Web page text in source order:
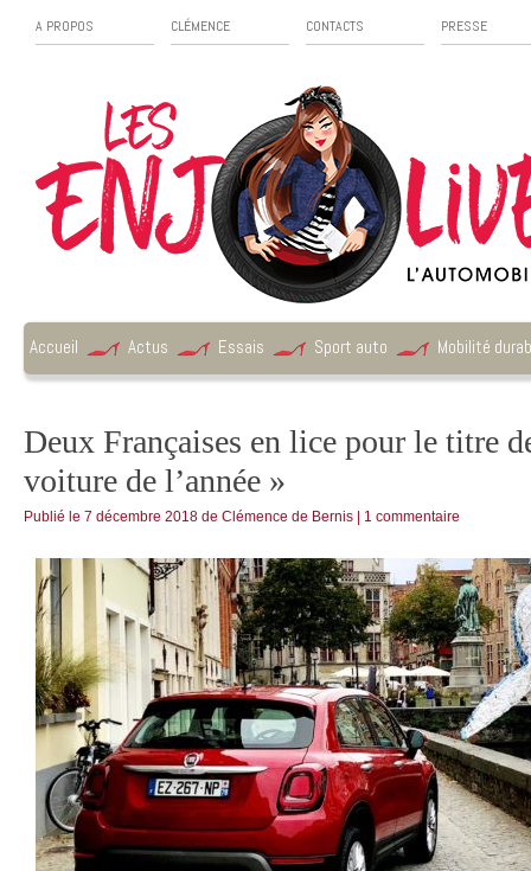
A PROPOS CLÉMENCE CONTACTS PRESSE
Accueil Actus Essais Sport auto Mobilité
Deux Françaises en lice pour le titre
voiture de l’année »
Publié le 7 décembre 2018 de Clémence de Bernis 1 commentaire